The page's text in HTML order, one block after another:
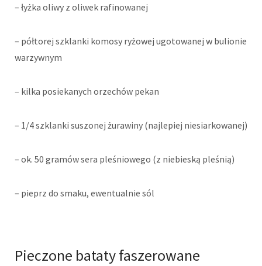
– łyżka oliwy z oliwek rafinowanej
– półtorej szklanki komosy ryżowej ugotowanej w bulionie
warzywnym
– kilka posiekanych orzechów pekan
– 1/4 szklanki suszonej żurawiny (najlepiej niesiarkowanej)
– ok. 50 gramów sera pleśniowego (z niebieską pleśnią)
– pieprz do smaku, ewentualnie sól
Pieczone bataty faszerowane